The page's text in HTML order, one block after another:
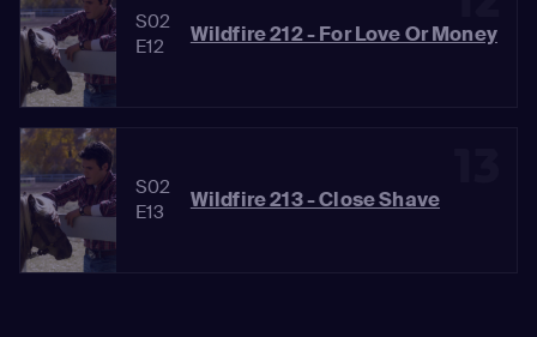
S02
E12
Wildfire 212 - For Love Or Money
S02
E13
Wildfire 213 - Close Shave